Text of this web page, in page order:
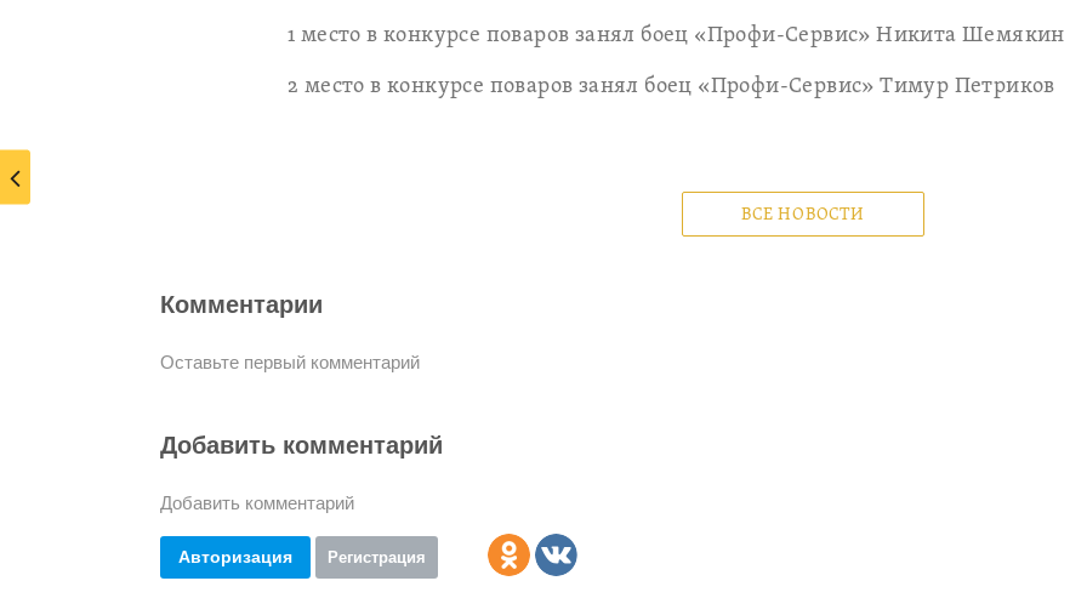
1 место в конкурсе поваров занял боец «Профи-Сервис» Никита Шемякин
2 место в конкурсе поваров занял боец «Профи-Сервис» Тимур Петриков
ВСЕ НОВОСТИ
Комментарии
Оставьте первый комментарий
Добавить комментарий
Добавить комментарий
Авторизация Регистрация